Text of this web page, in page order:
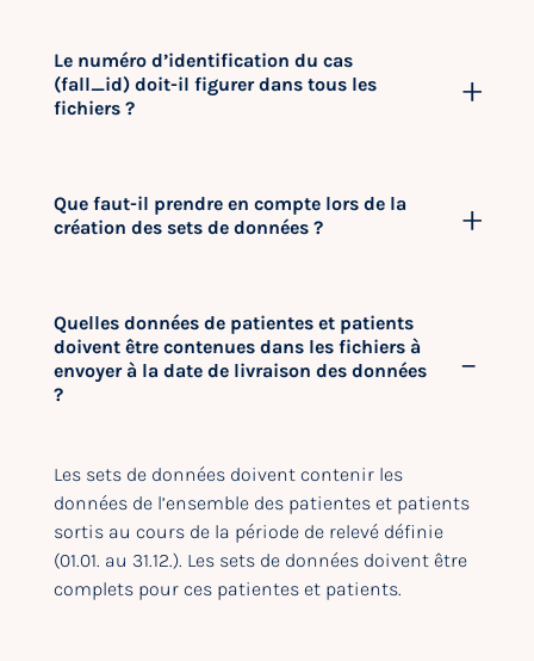
Le numéro d’identification du cas
(fall_id) doit-il figurer dans tous les
fichiers ?
Que faut-il prendre en compte lors de la
création des sets de données ?
Quelles données de patientes et patients
doivent être contenues dans les fichiers à
envoyer à la date de livraison des données
?
Les sets de données doivent contenir les
données de l’ensemble des patientes et patients
sortis au cours de la période de relevé définie
(01.01. au 31.12.). Les sets de données doivent être
complets pour ces patientes et patients.